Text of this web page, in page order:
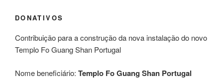
DONATIVOS
Contribuição para a construção da nova instalação do novo
Templo Fo Guang Shan Portugal
Nome beneficiário: Templo Fo Guang Shan Portugal